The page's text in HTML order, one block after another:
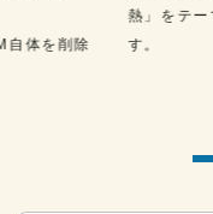
自体を削除
熱」をテ
す。